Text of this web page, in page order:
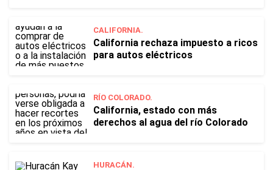
CALIFORNIA.
California rechaza impuesto a ricos
para autos eléctricos
RÍO COLORADO.
California, estado con más
derechos al agua del río Colorado
HURACÁN.